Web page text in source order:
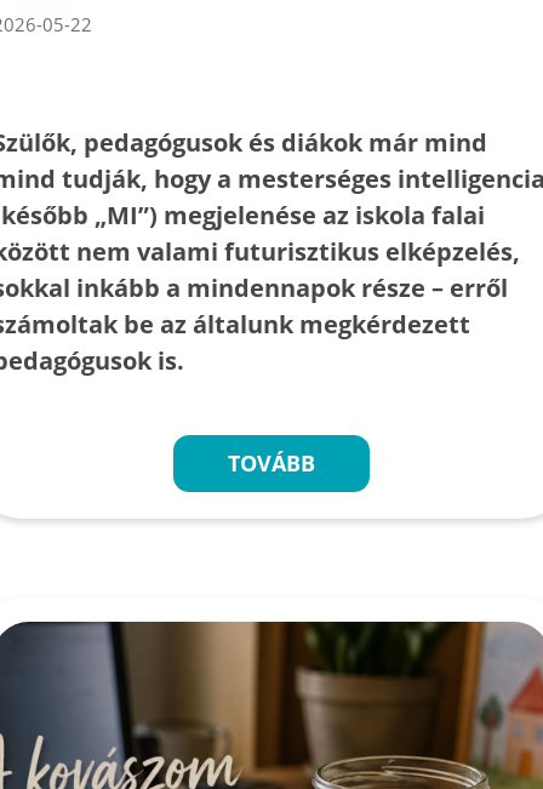
05-22
pedagógusok és diákok már mind
tudják, hogy a mesterséges
„MI”) megjelenése az iskola falai
nem valami futurisztikus elképzelés,
inkább a mindennapok része – erről
be az általunk megkérdezett
is.
TOVÁBB